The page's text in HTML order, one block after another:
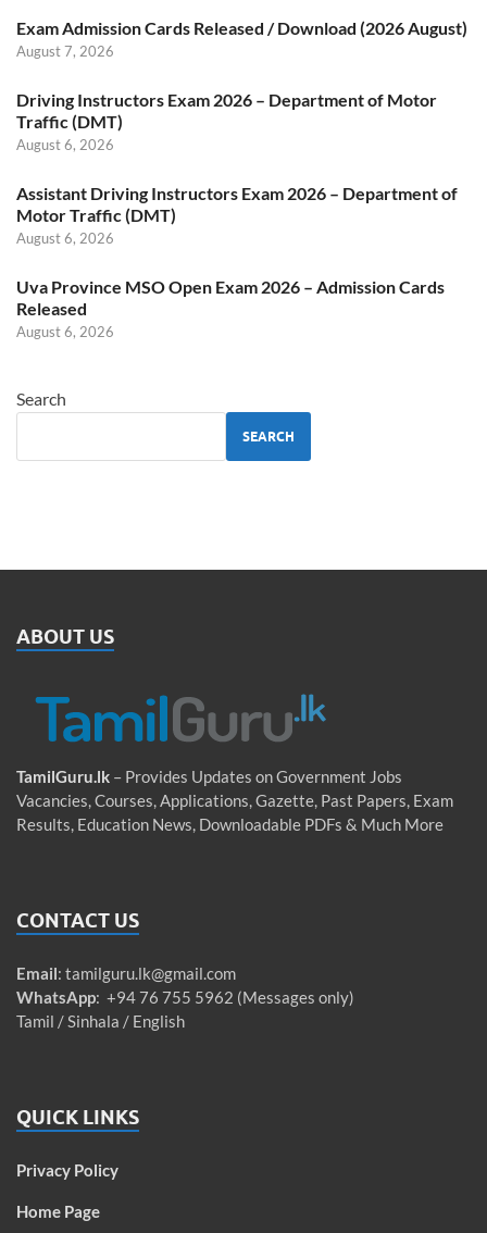
Exam Admission Cards Released / Download (2026 August)
August 7, 2026
Driving Instructors Exam 2026 – Department of Motor
Traffic (DMT)
August 6, 2026
Assistant Driving Instructors Exam 2026 – Department of
Motor Traffic (DMT)
August 6, 2026
Uva Province MSO Open Exam 2026 – Admission Cards
Released
August 6, 2026
Search
SEARCH
ABOUT US
TamilGuru.lk – Provides Updates on Government Jobs
Vacancies, Courses, Applications, Gazette, Past Papers, Exam
Results, Education News, Downloadable PDFs & Much More
CONTACT US
Email: tamilguru.lk@gmail.com
WhatsApp: +94 76 755 5962 (Messages only)
Tamil / Sinhala / English
QUICK LINKS
Privacy Policy
Home Page